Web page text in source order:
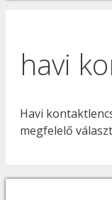
havi
Havi
megfelelő